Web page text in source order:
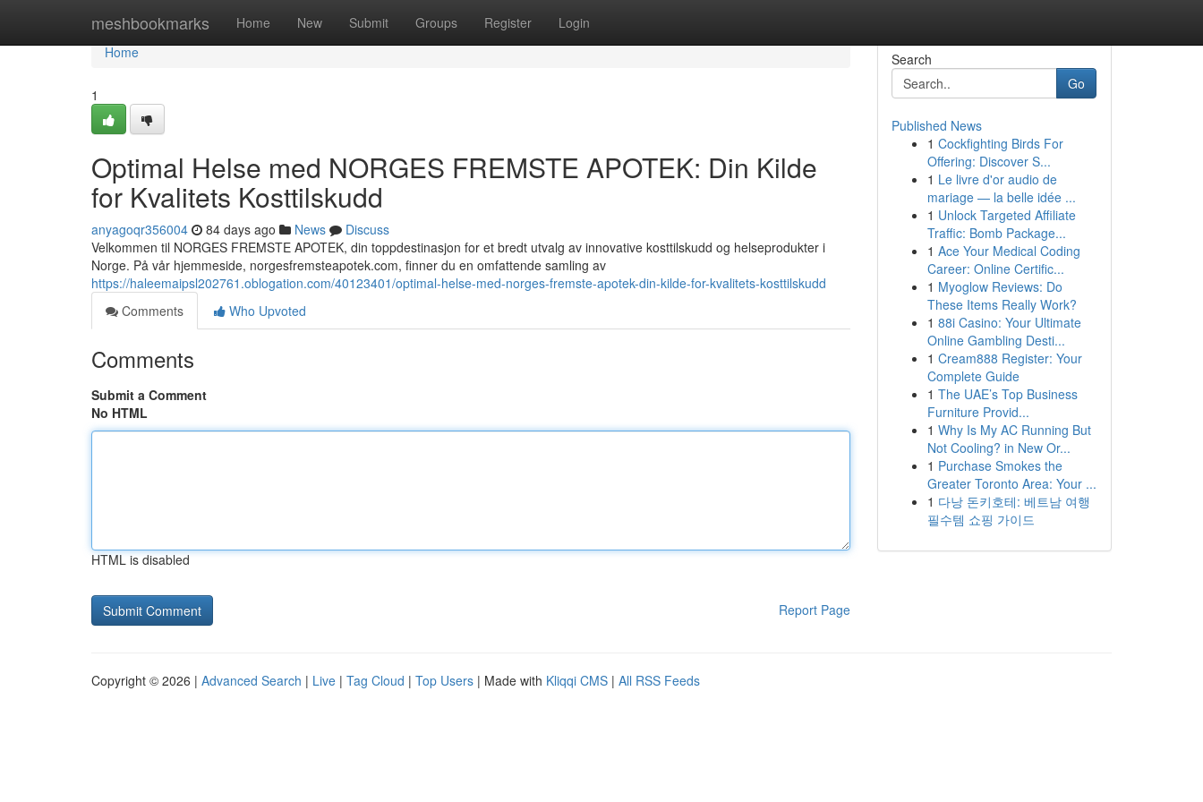
meshbookmarks Home New Submit Groups Register Login
Home
Home
1
Optimal Helse med NORGES FREMSTE APOTEK: Din Kilde
for Kvalitets Kosttilskudd
anyagoqr356004 84 days ago News
Discuss
Velkommen til NORGES FREMSTE APOTEK, din toppdestinasjon for et bredt utvalg av innovative kosttilskudd og helseprodukter i
Norge. På vår hjemmeside, norgesfremsteapotek.com, finner du en omfattende samling av
https://haleemaipsl202761.oblogation.com/40123401/optimal-helse-med-norges-fremste-apotek-din-kilde-for-kvalitets-kosttilskudd
Comments
Who Upvoted
Comments
Submit a Comment
No HTML
HTML is disabled
Report Page
Search
Go
Published News
1 Cockfighting Birds For
Offering: Discover S...
1 Le livre d'or audio de
mariage — la belle idée ...
1 Unlock Targeted Affiliate
Traffic: Bomb Package...
1 Ace Your Medical Coding
Career: Online Certific...
1 Myoglow Reviews: Do
These Items Really Work?
1 88i Casino: Your Ultimate
Online Gambling Desti...
1 Cream888 Register: Your
Complete Guide
1 The UAE’s Top Business
Furniture Provid...
1 Why Is My AC Running But
Not Cooling? in New Or...
1 Purchase Smokes the
Greater Toronto Area: Your ...
1 다낭 돈키호테: 베트남 여행
필수템 쇼핑 가이드
Copyright © 2026 | Advanced Search | Live | Tag Cloud | Top Users | Made with Kliqqi CMS | All RSS Feeds